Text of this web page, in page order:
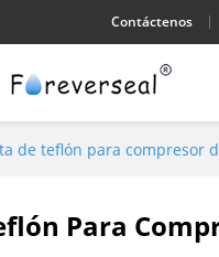
Contáctenos
de teflón para compresor
Para